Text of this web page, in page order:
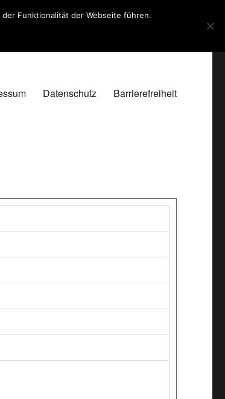
Datenschutz Barrierefreiheit
Funktionalität der Webseite führen.